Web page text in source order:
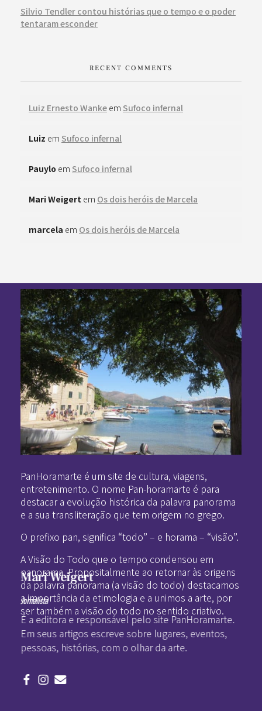
Silvio Tendler contou histórias que o tempo e o poder
tentaram esconder
RECENT COMMENTS
Luiz Ernesto Wanke em Sufoco infernal
Luiz em Sufoco infernal
Pauylo em Sufoco infernal
Mari Weigert em Os dois heróis de Marcela
marcela em Os dois heróis de Marcela
PanHoramarte é um site de cultura, viagens,
entretenimento. O nome Pan-horamarte é para
destacar a evolução histórica da palavra panorama
e a sua transliteração que tem origem no grego.
O prefixo pan, significa “todo” – e horama – “visão”.
A Visão do Todo que o tempo condensou em
panorama. Propositalmente ao retornar às origens
da palavra panorama (a visão do todo) destacamos
a importância da etimologia e a unimos a arte, por
ser também a visão do todo no sentido criativo.
Mari Weigert
Jornalista
É a editora e responsável pelo site PanHoramarte.
Em seus artigos escreve sobre lugares, eventos,
pessoas, histórias, com o olhar da arte.